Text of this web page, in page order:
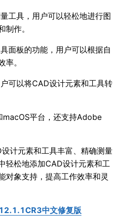
工具，用户可以轻松地进行图
作。
面板的功能，用户可以根据自
。
可以将CAD设计元素和工具转
平台，还支持Adobe
计元素和工具丰富、精确测量
轻松地添加CAD设计元素和工
对象支持，提高工作效率和灵
中文修复版